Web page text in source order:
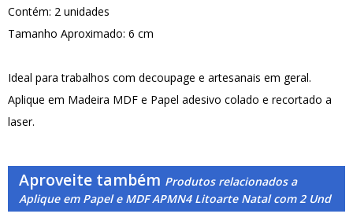
Contém: 2 unidades
Tamanho Aproximado: 6 cm
Ideal para trabalhos com decoupage e artesanais em geral.
Aplique em Madeira MDF e Papel adesivo colado e recortado a
laser.
Aproveite também Produtos relacionados a
Aplique em Papel e MDF APMN4 Litoarte Natal com 2 Und